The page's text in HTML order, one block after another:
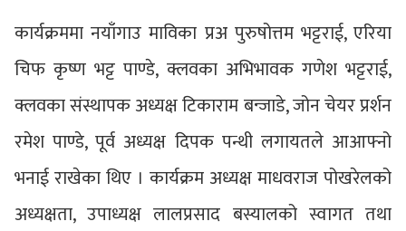
कार्यक्रममा नयाँगाउ माविका प्रअ पुरुषोत्तम भट्टराई, एरिया
चिफ कृष्ण भट्ट पाण्डे, क्लवका अभिभावक गणेश भट्टराई,
क्लवका संस्थापक अध्यक्ष टिकाराम बन्जाडे, जोन चेयर प्रर्शन
रमेश पाण्डे, पूर्व अध्यक्ष दिपक पन्थी लगायतले आआफ्नो
भनाई राखेका थिए । कार्यक्रम अध्यक्ष माधवराज पोखरेलको
अध्यक्षता, उपाध्यक्ष लालप्रसाद बस्यालको स्वागत तथा